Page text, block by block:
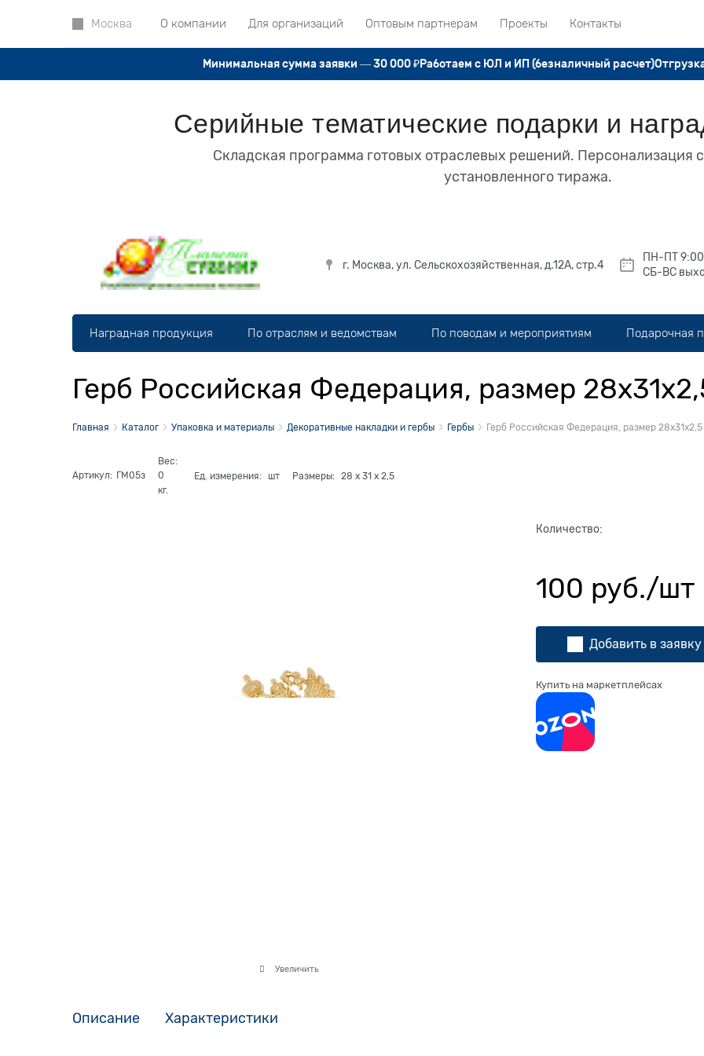
Москва О компании Для организаций Оптовым партнерам Проекты Контакты
Минимальная сумма заявки — 30 000 ₽Работаем с ЮЛ и ИП (безналичный расчет)
Серийные тематические подарки и
Складская программа готовых отраслевых решений. Персонализация
установленного тиража.
г. Москва, ул. Сельскохозяйственная, д.12А, стр.4
ПН-ПТ
СБ-ВС
Наградная продукция По отраслям и ведомствам По поводам и мероприятиям Подарочная
Герб Российская Федерация, размер
Главная Каталог Упаковка и материалы Декоративные накладки и гербы Гербы Герб Российская Федерация, размер
Артикул: ГМ05з
Вес:
0
кг.
Ед. измерения: шт Размеры: 28 x 31 x 2,5
Увеличить
Количество:
100 руб./шт
Добавить в заявку
Купить на маркетплейсах
Описание Характеристики